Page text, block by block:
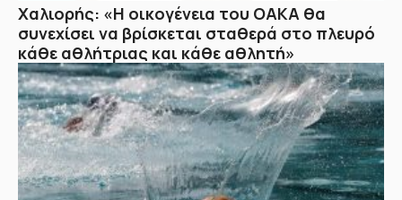
Χαλιορής: «Η οικογένεια του ΟΑΚΑ θα
συνεχίσει να βρίσκεται σταθερά στο πλευρό
κάθε αθλήτριας και κάθε αθλητή»